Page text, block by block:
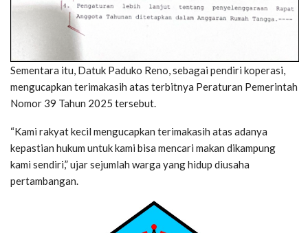
Sementara itu, Datuk Paduko Reno, sebagai pendiri koperasi,
mengucapkan terimakasih atas terbitnya Peraturan Pemerintah
Nomor 39 Tahun 2025 tersebut.
“Kami rakyat kecil mengucapkan terimakasih atas adanya
kepastian hukum untuk kami bisa mencari makan dikampung
kami sendiri,” ujar sejumlah warga yang hidup diusaha
pertambangan.